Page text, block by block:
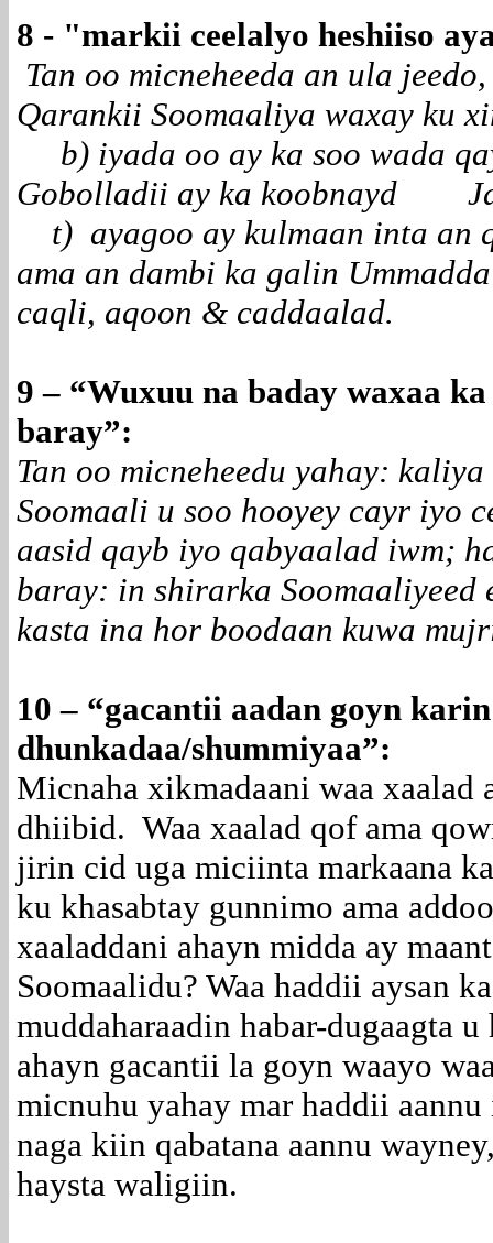
8 - "markii ceelalyo heshiiso
Tan oo micneheeda an ula
Qarankii Soomaaliya waxay ku
b) iyada oo ay ka soo wada
Gobolladii ay ka koobnayd
t) ayagoo ay kulmaan inta an
ama an dambi ka galin
caqli, aqoon & caddaalad.
9 – “Wuxuu na baday waxaa
baray”:
Tan oo micneheedu yahay:
Soomaali u soo hooyey cayr iyo
aasid qayb iyo qabyaalad iwm;
baray: in shirarka Soomaaliyeed
kasta ina hor boodaan kuwa
10 – “gacantii aadan goyn
dhunkadaa/shummiyaa”:
Micnaha xikmadaani waa xaalad
dhiibid. Waa xaalad qof ama
jirin cid uga miciinta markaana
ku khasabtay gunnimo ama
xaaladdani ahayn midda ay
Soomaalidu? Waa haddii aysan
muddaharaadin habar-dugaagta
ahayn gacantii la goyn waayo
micnuhu yahay mar haddii
naga kiin qabatana aannu
haysta waligiin.